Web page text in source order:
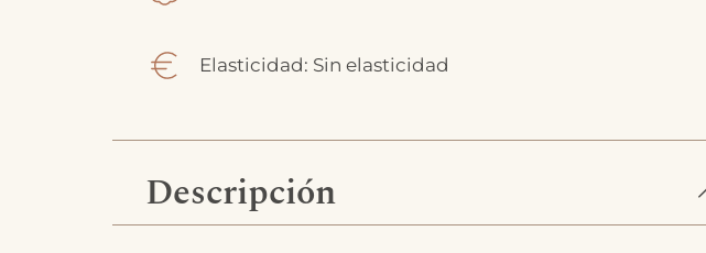
Elasticidad: Sin elasticidad
Descripción